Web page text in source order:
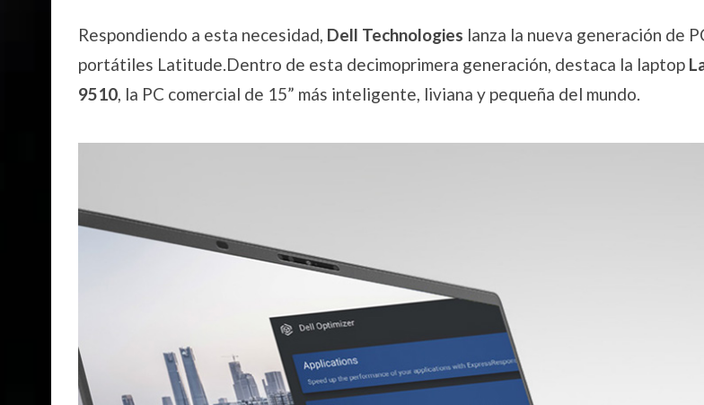
Respondiendo a esta necesidad, Dell Technologies lanza la nueva generación de
portátiles Latitude.Dentro de esta decimoprimera generación, destaca la laptop
9510, la PC comercial de 15” más inteligente, liviana y pequeña del mundo.